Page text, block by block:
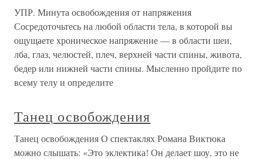
УПР. Минута освобождения от напряжения
Сосредоточьтесь на любой области тела, в которой вы
ощущаете хроническое напряжение — в области шеи,
лба, глаз, челюстей, плеч, верхней части спины, живота,
бедер или нижней части спины. Мысленно пройдите по
всему телу и определите
Танец освобождения
Танец освобождения О спектаклях Романа Виктюка
можно слышать: «Это эклектика! Он делает шоу, это не